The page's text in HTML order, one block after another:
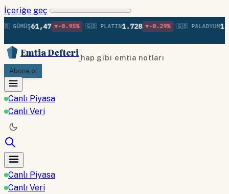
İçeriğe geç
61,47 ▼-0.95% •🇬🇧 PLATIN1.728 ▼-0.29% •🇬🇧 PALADYUM
Emtia Defteri hap gibi emtia notları
Abone ol
Canlı Piyasa
Canlı Veri
Canlı Piyasa
Canlı Veri